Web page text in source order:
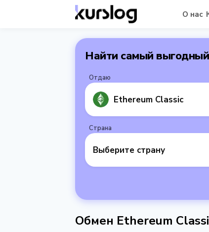
О нас
Найти самый
Отдаю
Ethereum Classic
Страна
Выберите страну
Обмен Ethereum